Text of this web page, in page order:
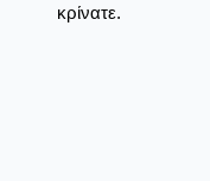
κρίνατε.